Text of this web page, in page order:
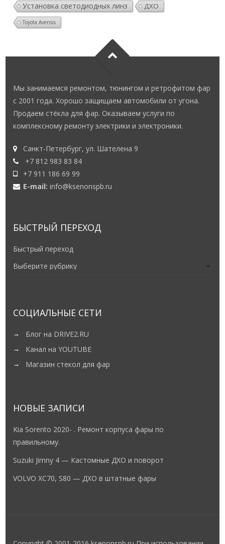
Установка светодиодных линз ДХО
Toyota Avensis
Мы занимаемся ремонтом, тюнингом и ретрофитом фар
с 2001 года. Хорошо защищаем автомобили от угона.
Продаем стёкла для фар. Оказываем услуги по
комплексному ремонту электрики и электроники.
Санкт-Петербург, ул. Шателена 9
+7 812 983 83 84
+7 911 186 69 99
E-mail:info@ksenonspb.ru
БЫСТРЫЙ ПЕРЕХОД
Быстрый переход
СОЦИАЛЬНЫЕ СЕТИ
Блог на DRIVE2.RU
Канал на YOUTUBE
Магазин стекол для фар
НОВЫЕ ЗАПИСИ
Kia Sorento 2020- . Ремонт корпуса фары по
правильному.
Suzuki Jimny 4 — Кастомные ДХО и поворот
VOLVO XC70, S80 — ДХО в штатные фары